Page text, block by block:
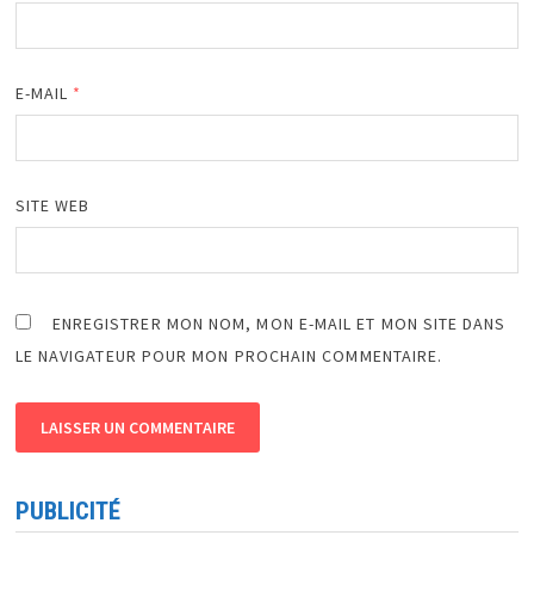
E-MAIL *
SITE WEB
ENREGISTRER MON NOM, MON E-MAIL ET MON SITE DANS
LE NAVIGATEUR POUR MON PROCHAIN COMMENTAIRE.
PUBLICITÉ